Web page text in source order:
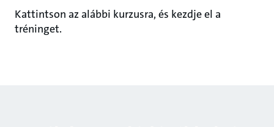
Kattintson az alábbi kurzusra, és kezdje el a
tréninget.